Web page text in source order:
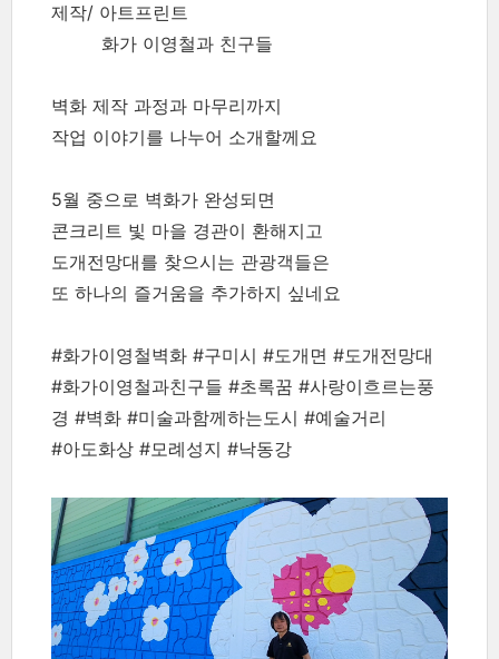
제작/ 아트프린트
화가 이영철과 친구들
벽화 제작 과정과 마무리까지
작업 이야기를 나누어 소개할께요
5월 중으로 벽화가 완성되면
콘크리트 빛 마을 경관이 환해지고
도개전망대를 찾으시는 관광객들은
또 하나의 즐거움을 추가하지 싶네요
#화가이영철벽화 #구미시 #도개면 #도개전망대
#화가이영철과친구들 #초록꿈 #사랑이흐르는풍
경 #벽화 #미술과함께하는도시 #예술거리
#아도화상 #모례성지 #낙동강